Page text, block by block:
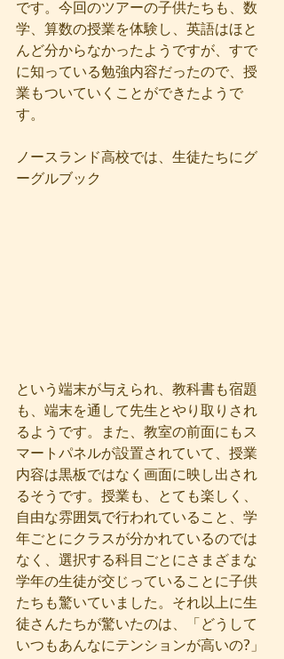
です。今回のツアーの子供たちも、数
学、算数の授業を体験し、英語はほと
んど分からなかったようですが、すで
に知っている勉強内容だったので、授
業もついていくことができたようで
す。
ノースランド高校では、生徒たちにグ
ーグルブック
という端末が与えられ、教科書も宿題
も、端末を通して先生とやり取りされ
るようです。また、教室の前面にもス
マートパネルが設置されていて、授業
内容は黒板ではなく画面に映し出され
るそうです。授業も、とても楽しく、
自由な雰囲気で行われていること、学
年ごとにクラスが分かれているのでは
なく、選択する科目ごとにさまざまな
学年の生徒が交じっていることに子供
たちも驚いていました。それ以上に生
徒さんたちが驚いたのは、「どうして
いつもあんなにテンションが高いの?」